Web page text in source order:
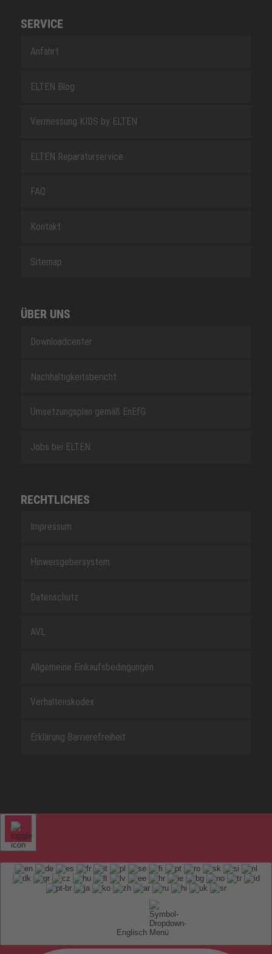
SERVICE
Anfahrt
ELTEN Blog
Vermessung KIDS by ELTEN
ELTEN Reparaturservice
FAQ
Kontakt
Sitemap
ÜBER UNS
Downloadcenter
Nachhaltigkeitsbericht
Umsetzungsplan gemäß EnEfG
Jobs bei ELTEN
RECHTLICHES
Impressum
Hinweisgebersystem
Datenschutz
AVL
Allgemeine Einkaufsbedingungen
Verhaltenskodex
Erklärung Barrierefreiheit
Englisch